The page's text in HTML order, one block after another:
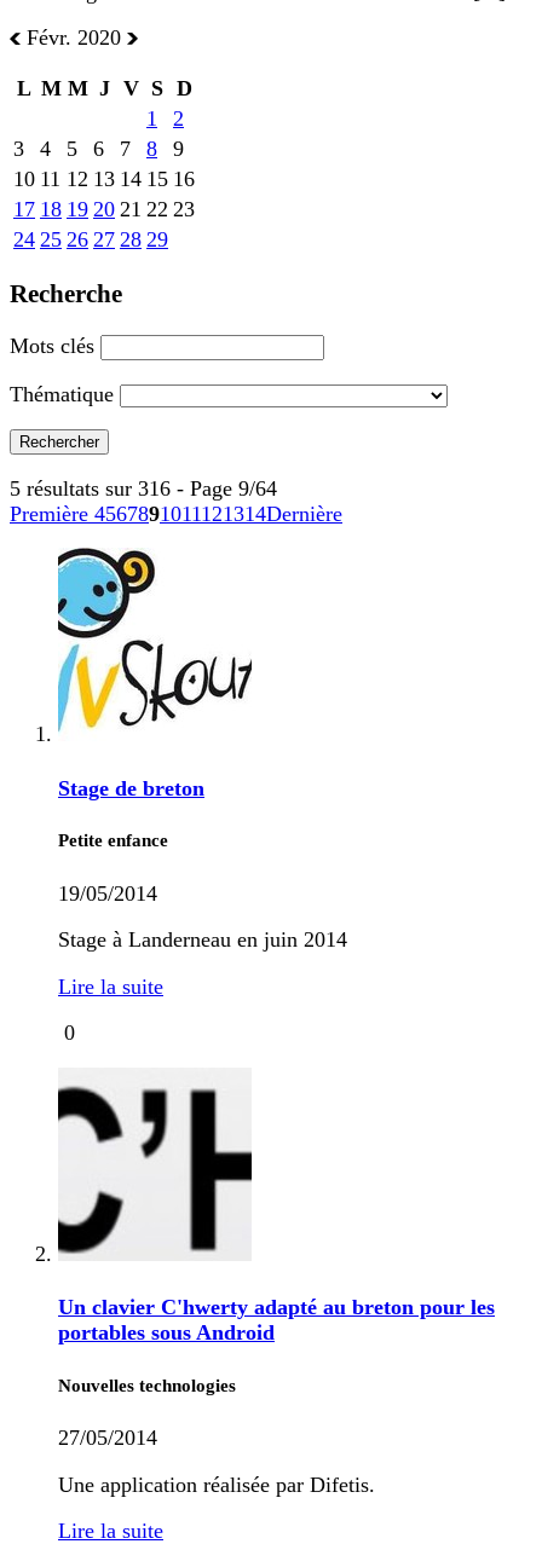
Févr. 2020
L M M J V S D
1
2
3
4 5 6 7 8
9
10 11 12 13 14 15 16
17 18 19 20 21 22 23
24 25 26 27 28 29
Recherche
Mots clés
Thématique
5 résultats sur 316 - Page 9/64
Première 4567891011121314Dernière
Stage de breton
Petite enfance
19/05/2014
Stage à Landerneau en juin 2014
Lire la suite
0
Un clavier C'hwerty adapté au breton pour les
portables sous Android
Nouvelles technologies
27/05/2014
Une application réalisée par Difetis.
Lire la suite